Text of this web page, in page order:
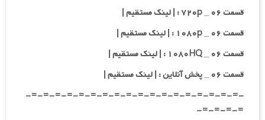
قسمت ۰۶ _ ۷۲۰p : | لینک مستقیم |
قسمت ۰۶ _ ۱۰۸۰p : | لینک مستقیم |
قسمت ۰۶ _ ۱۰۸۰HQ : | لینک مستقیم |
قسمت ۰۶ _ پخش آنلاین : | لینک مستقیم |
-=-=-=-=-=-=-=-=-=-=-=-=-=-=-=-=-=-=-
=-=-=-=-